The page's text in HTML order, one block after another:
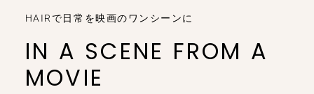
HAIRで日常を映画のワンシーンに
IN A SCENE FROM A
MOVIE